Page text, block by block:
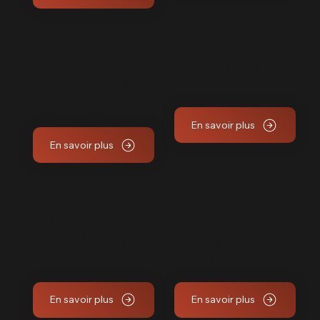
En savoir plus
En savoir plus
En savoir plus En savoir plus